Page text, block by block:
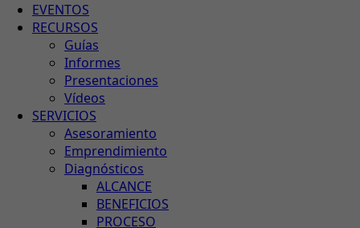
EVENTOS
RECURSOS
Guías
Informes
Presentaciones
Vídeos
SERVICIOS
Asesoramiento
Emprendimiento
Diagnósticos
ALCANCE
BENEFICIOS
PROCESO